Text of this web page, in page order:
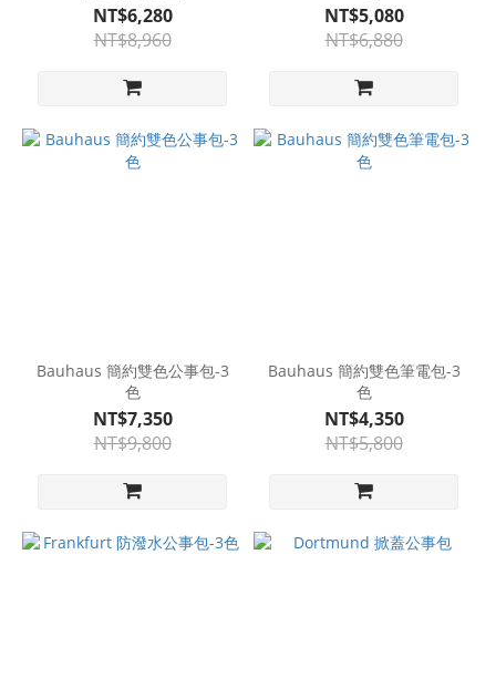
NT$6,280
NT$8,960
NT$5,080
NT$6,880
Bauhaus 簡約雙色公事包-3
色
NT$7,350
NT$9,800
Bauhaus 簡約雙色筆電包-3
色
NT$4,350
NT$5,800